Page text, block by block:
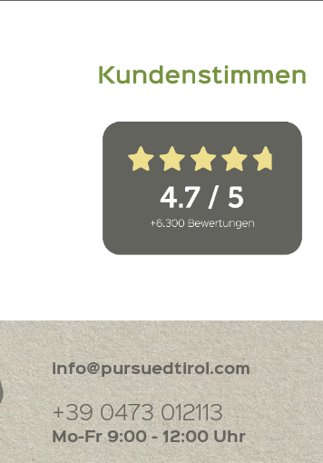
info@pursuedtirol.com
+39 0473 012113
Mo-Fr 9:00 - 12:00 Uhr